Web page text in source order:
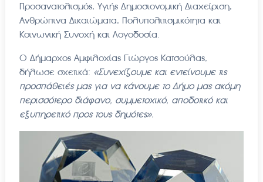
Προσανατολισμός, Υγιής Δημοσιονομική Διαχείριση,
Ανθρώπινα Δικαιώματα, Πολυπολιτισμικότητα και
Κοινωνική Συνοχή και Λογοδοσία.
Ο Δήμαρχος Αμφιλοχίας Γιώργος Κατσούλας,
δήλωσε σχετικά: «Συνεχίζουμε και εντείνουμε τις
προσπάθειές μας για να κάνουμε το Δήμο μας ακόμη
περισσότερο διάφανο, συμμετοχικό, αποδοτικό και
εξυπηρετικό προς τους δημότες».